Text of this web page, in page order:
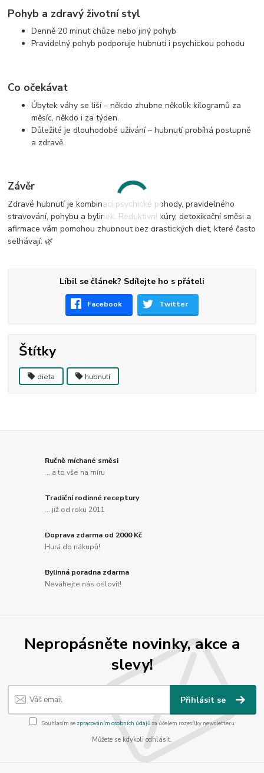
Pohyb a zdravý životní styl
Denně 20 minut chůze nebo jiný pohyb
Pravidelný pohyb podporuje hubnutí i psychickou pohodu
Co očekávat
Úbytek váhy se liší – někdo zhubne několik kilogramů za
měsíc, někdo i za týden.
Důležité je dlouhodobé užívání – hubnutí probíhá postupně
a zdravě.
Závěr
Zdravé hubnutí je kombinací psychické pohody, pravidelného
stravování, pohybu a bylinek. Reduktivní kúry, detoxikační směsi a
afirmace vám pomohou zhubnout bez drastických diet, které často
selhávají. 🌿
Líbil se článek? Sdílejte ho s přáteli
Facebook Twitter
Štítky
dieta hubnutí
Ručně míchané směsi
... a to vše na míru
Tradiční rodinné receptury
... již od roku 2011
Doprava zdarma od 2000 Kč
Hurá do nákupů!
Bylinná poradna zdarma
Neváhejte nás oslovit!
Nepropásněte novinky, akce a
slevy!
Přihlásit se
Souhlasím se zpracováním osobních údajůza účelem rozesílky newsletteru.
Můžete se kdykoli odhlásit.